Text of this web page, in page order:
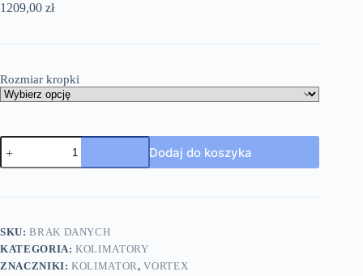
1209,00 zł
Rozmiar kropki
Dodaj do koszyka
SKU:BRAK DANYCH
KATEGORIA:KOLIMATORY
ZNACZNIKI:KOLIMATOR,VORTEX